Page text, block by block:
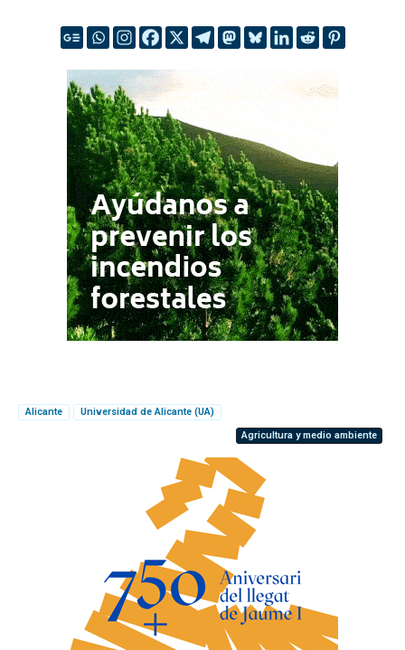
Alicante
Universidad de Alicante (UA)
Agricultura y medio ambiente